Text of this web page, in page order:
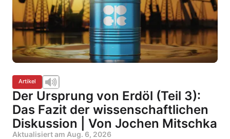
Artikel
Der Ursprung von Erdöl (Teil 3):
Das Fazit der wissenschaftlichen
Diskussion | Von Jochen Mitschka
Aktualisiert am Aug. 6, 2026